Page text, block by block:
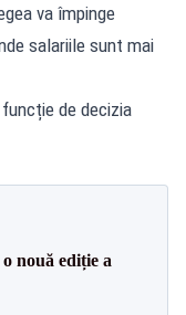
va împinge
salariile sunt mai
de decizia
nouă ediție a